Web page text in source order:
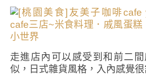
走進店內可以感受到和前二
似，日式雜貨風格，入內感覺很